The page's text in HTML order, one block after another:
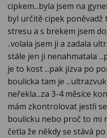
cipkem...byla jsem na
byl určitě cipek poněvadž
stresu a s brekem jsem
..volala jsem ji a zadala
stále jen ji nenahmatala
je to kost ...pak jizva po
boulicka tam je
neřekla...za 3-4 měsíce
mám zkontrolovat jestli
boulicku nebo proč to mi
četla že někdy se stává